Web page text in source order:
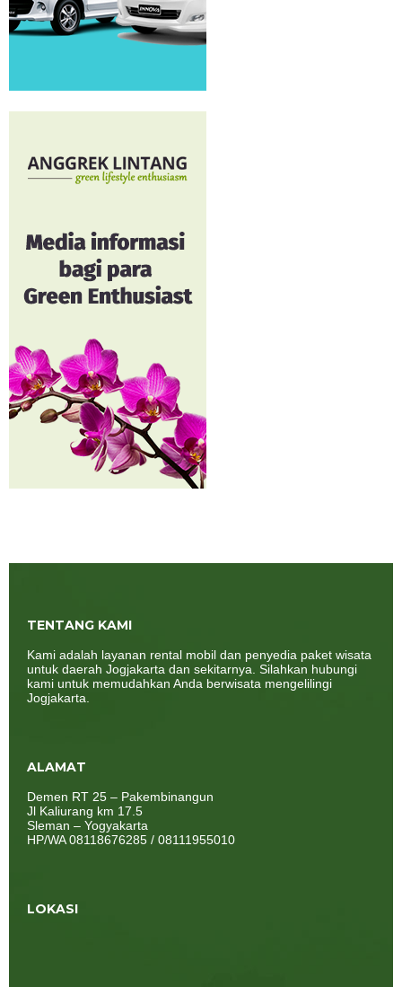
TENTANG KAMI
Kami adalah layanan rental mobil dan penyedia paket wisata
untuk daerah Jogjakarta dan sekitarnya. Silahkan hubungi
kami untuk memudahkan Anda berwisata mengelilingi
Jogjakarta.
ALAMAT
Demen RT 25 – Pakembinangun
Jl Kaliurang km 17.5
Sleman – Yogyakarta
HP/WA 08118676285 / 08111955010
LOKASI